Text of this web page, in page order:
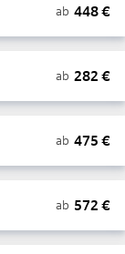
ab 448€
ab 282 €
ab 475 €
ab 572 €